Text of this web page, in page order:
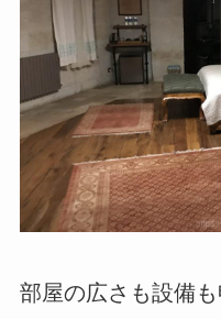
部屋の広さも設備も